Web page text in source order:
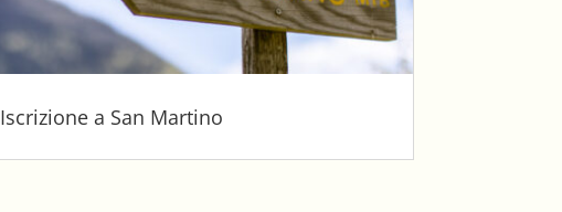
Iscrizione a San Martino